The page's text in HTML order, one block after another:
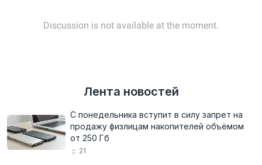
Лента новостей
С понедельника вступит в силу запрет на
продажу физлицам накопителей объёмом
от 250 Гб
21